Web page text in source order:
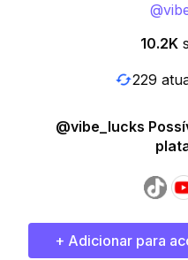
@
10.2K
229
@vibe_lucks
+ Adicionar para